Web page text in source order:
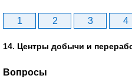
1 2 3 4
14. Центры добычи и
Вопросы